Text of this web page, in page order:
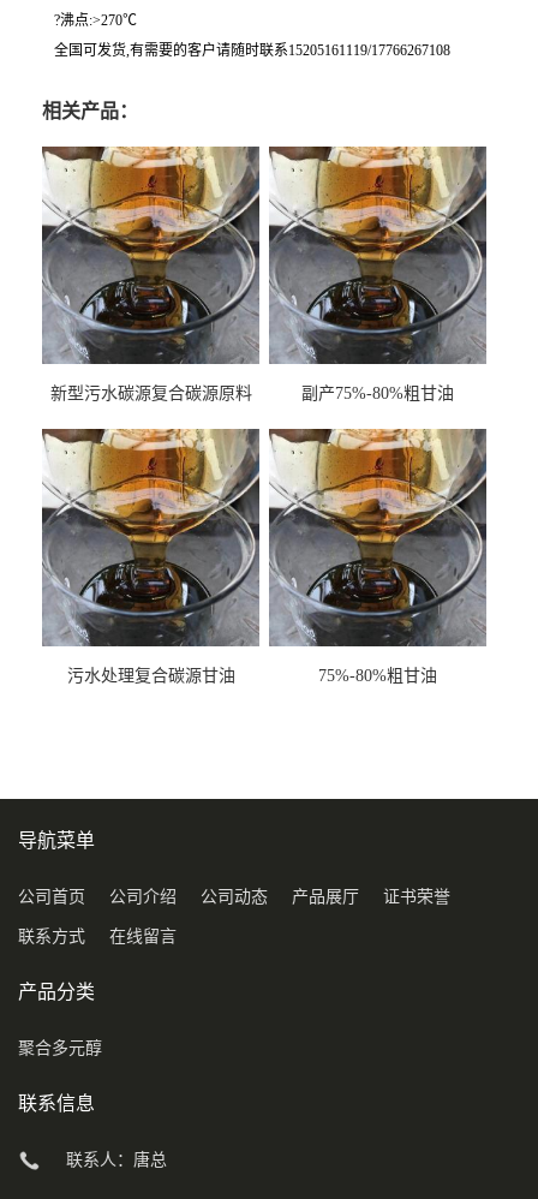
?沸点:>270℃
全国可发货,有需要的客户请随时联系15205161119/17766267108
相关产品：
新型污水碳源复合碳源原料
副产75%-80%粗甘油
污水处理复合碳源甘油
75%-80%粗甘油
导航菜单
公司首页 公司介绍 公司动态 产品展厅 证书荣誉
联系方式 在线留言
产品分类
聚合多元醇
联系信息
联系人：唐总